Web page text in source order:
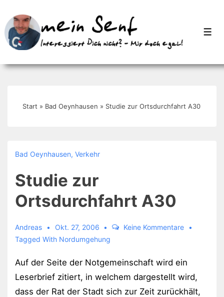
Zum
Inhalt
Start » Bad Oeynhausen » Studie zur Ortsdurchfahrt A30
Bad Oeynhausen, Verkehr
Studie zur
Ortsdurchfahrt A30
Andreas Okt. 27, 2006
Keine Kommentare
Tagged With Nordumgehung
Auf der Seite der Notgemeinschaft wird ein
Leserbrief zitiert, in welchem dargestellt wird,
dass der Rat der Stadt sich zur Zeit zurückhält,